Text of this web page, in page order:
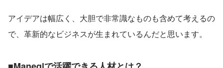
アイデアは幅広く、大胆で非常識なものも含めて考えるの
で、革新的なビジネスが生まれているんだと思います。